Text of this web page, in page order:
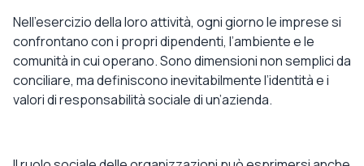
Nell’esercizio della loro attività, ogni giorno le imprese si
confrontano con i propri dipendenti, l’ambiente e le
comunità in cui operano. Sonodimensioni non semplicida
conciliare, ma definiscono inevitabilmente l’identità e i
valori di responsabilità sociale di un’azienda.